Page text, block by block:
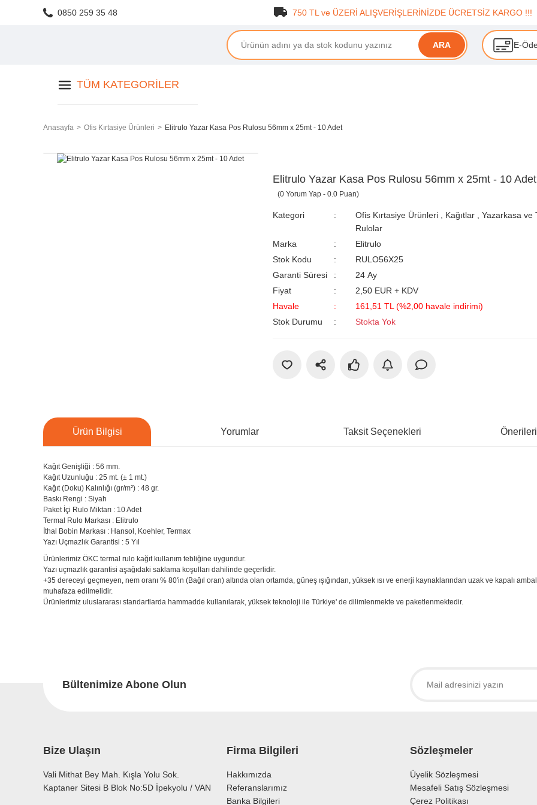
0850 259 35 48 750 TL ve ÜZERİ ALIŞVERİŞLERİNİZDE ÜCRETSİZ KARGO !!!
ARA E-
TÜM KATEGORILER
Anasayfa Ofis Kırtasiye Ürünleri Elitrulo Yazar Kasa Pos Rulosu 56mm x 25mt - 10 Adet
Elitrulo Yazar Kasa Pos Rulosu 56mm x 25mt - 10 Adet
(0 Yorum Yap - 0.0 Puan)
Kategori Ofis Kırtasiye Ürünleri Kağıtlar
Yazarkasa ve
Rulolar
Marka
Elitrulo
Stok Kodu
RULO56X25
Garanti Süresi
24 Ay
Fiyat
2,50 EUR + KDV
Havale
161,51 TL (%2,00 havale indirimi)
Stok Durumu
Stokta Yok
Ürün Bilgisi Yorumlar Taksit Seçenekleri
Kağıt Genişliği : 56 mm.
Kağıt Uzunluğu : 25 mt. (± 1 mt.)
Kağıt (Doku) Kalınlığı (gr/m²) : 48 gr.
Baskı Rengi : Siyah
Paket İçi Rulo Miktarı : 10 Adet
Termal Rulo Markası : Elitrulo
İthal Bobin Markası : Hansol, Koehler, Termax
Yazı Uçmazlık Garantisi : 5 Yıl
Ürünlerimiz ÖKC termal rulo kağıt kullanım tebliğine uygundur.
Yazı uçmazlık garantisi aşağıdaki saklama koşulları dahilinde geçerlidir.
+35 dereceyi geçmeyen, nem oranı % 80'in (Bağıl oran) altında olan ortamda, güneş ışığından, yüksek ısı ve enerji kaynaklarından uzak ve kapalı
muhafaza edilmelidir.
Ürünlerimiz uluslararası standartlarda hammadde kullanılarak, yüksek teknoloji ile Türkiye' de dilimlenmekte ve paketlenmektedir.
Bültenimize Abone Olun
Bize Ulaşın
Vali Mithat Bey Mah. Kışla Yolu Sok.
Kaptaner Sitesi B Blok No:5D İpekyolu / VAN
Firma Bilgileri
Hakkımızda
Referanslarımız
Banka Bilgileri
Sözleşmeler
Üyelik Sözleşmesi
Mesafeli Satış Sözleşmesi
Çerez Politikası